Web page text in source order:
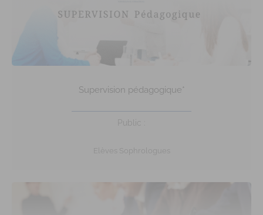
Supervision pédagogique*
Public :
Elèves Sophrologues